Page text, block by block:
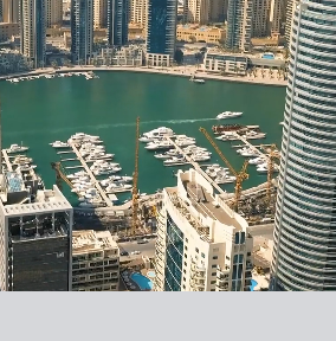
PASSO BY
BEYOND
SOBHA
YACHTSIDE
MARINA
SOBHA
PRISTINE
BEACH
RESIDENCES